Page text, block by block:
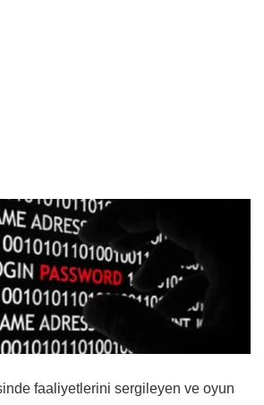
faaliyetlerini sergileyen ve oyun